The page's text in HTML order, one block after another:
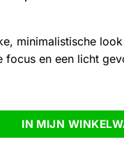
minimalistische
en een licht
54-58cm aantal
IN MIJN